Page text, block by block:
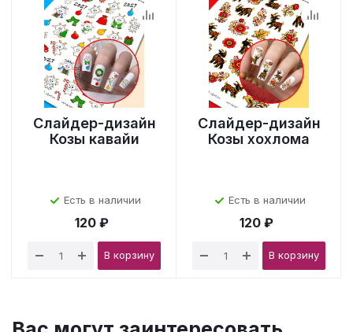
Слайдер-дизайн
Козы кавайи
Есть в наличии
120 ₽
В корзину
Слайдер-дизайн
Козы хохлома
Есть в наличии
120 ₽
В корзину